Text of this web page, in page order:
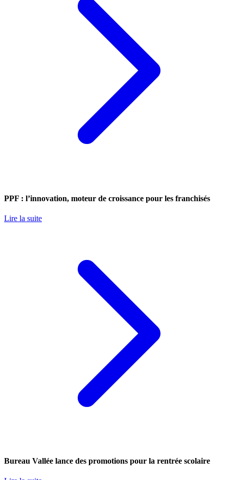
PPF : l’innovation, moteur de croissance pour les franchisés
Lire la suite
Bureau Vallée lance des promotions pour la rentrée scolaire